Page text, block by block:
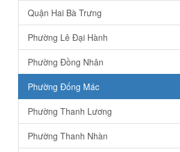
Quận Hai Bà Trưng
Phường Lê Đại Hành
Phường Đồng Nhân
Phường Đống Mác
Phường Thanh Lương
Phường Thanh Nhàn